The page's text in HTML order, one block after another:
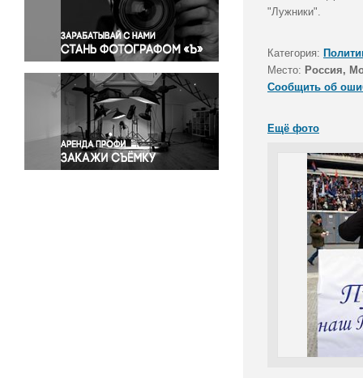
Правосудие
Происшествия и конфликты
Религия
Светская жизнь
Спорт
Экология
Экономика и бизнес
"Лужники".
Категория:
Место: Россия,
Сообщить об
Ещё фото